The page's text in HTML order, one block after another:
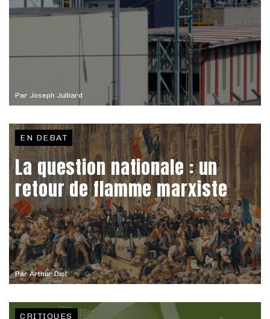
Par Joseph Julliard
ParArthur Diot
EN DEBAT
La question nationale : un
retour de flamme marxiste
CRITIQUES